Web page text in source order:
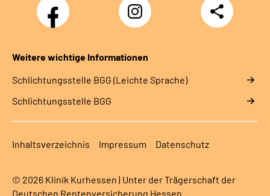
Facebook
Klinik
Kurhessen
Instagram
Klinik
Kurhessen
Teilen
Weitere wichtige Informationen
Schlich­tungs­stel­le BGG (Leichte Sprache)
Schlich­tungs­stel­le BGG
Inhaltsverzeichnis Impressum Datenschutz
© 2026 Klinik Kurhessen | Unter der Trägerschaft der
Deutschen Rentenversicherung Hessen